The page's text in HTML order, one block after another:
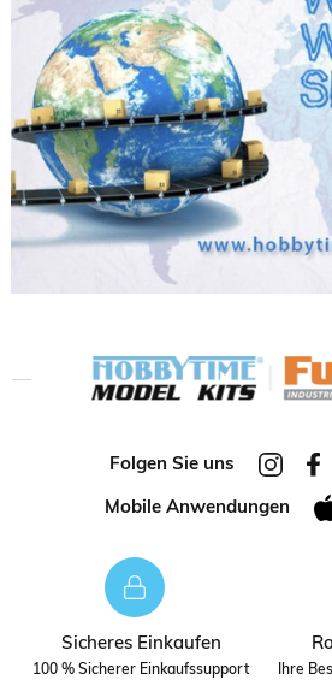
Folgen Sie uns
Mobile Anwendungen
Sicheres Einkaufen
100 % Sicherer Einkaufssupport
Ihre